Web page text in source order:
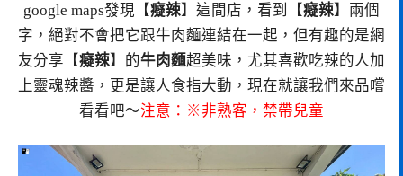
google maps發現【癡辣】這間店，看到【癡辣】兩個
字，絕對不會把它跟牛肉麵連結在一起，但有趣的是網
友分享【癡辣】的牛肉麵超美味，尤其喜歡吃辣的人加
上靈魂辣醬，更是讓人食指大動，現在就讓我們來品嚐
看看吧～注意：※非熟客，禁帶兒童